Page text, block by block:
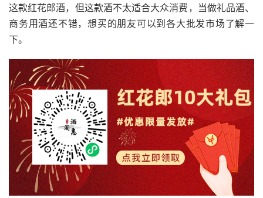
这款红花郎酒，但这款酒不太适合大众消费，当做礼品酒、
商务用酒还不错，想买的朋友可以到各大批发市场了解一
下。